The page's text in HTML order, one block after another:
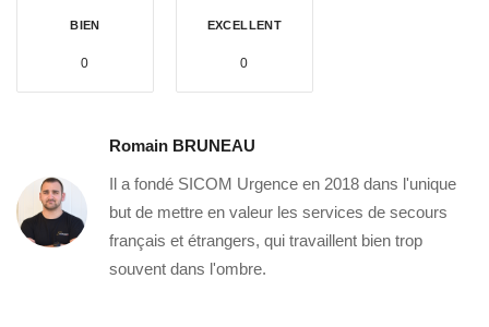
BIEN
0
EXCELLENT
0
Romain BRUNEAU
Il a fondé SICOM Urgence en 2018 dans l'unique
but de mettre en valeur les services de secours
français et étrangers, qui travaillent bien trop
souvent dans l'ombre.